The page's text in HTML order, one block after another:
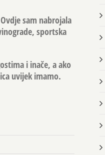
sam nabrojala
sportska
i inače, a ako
uvijek imamo.